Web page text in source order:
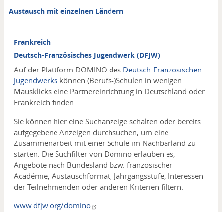
Austausch mit einzelnen Ländern
Frankreich
Deutsch-Französisches Jugendwerk (DFJW)
Auf der Plattform DOMINO des Deutsch-Französischen
Jugendwerkskönnen (Berufs-)Schulen in wenigen
Mausklicks eine Partnereinrichtung in Deutschland oder
Frankreich finden.
Sie können hier eine Suchanzeige schalten oder bereits
aufgegebene Anzeigen durchsuchen, um eine
Zusammenarbeit mit einer Schule im Nachbarland zu
starten. Die Suchfilter von Domino erlauben es,
Angebote nach Bundesland bzw. französischer
Académie, Austauschformat, Jahrgangsstufe, Interessen
der Teilnehmenden oder anderen Kriterien filtern.
www.dfjw.org/domino